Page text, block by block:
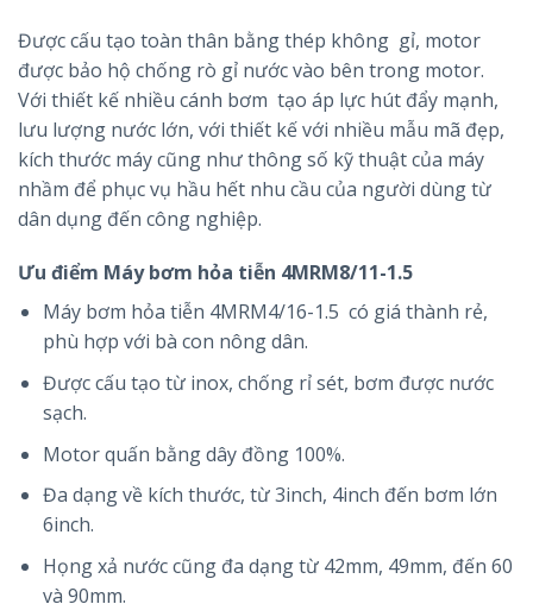
Được cấu tạo toàn thân bằng thép không gỉ, motor
được bảo hộ chống rò gỉ nước vào bên trong motor.
Với thiết kế nhiều cánh bơm tạo áp lực hút đẩy mạnh,
lưu lượng nước lớn, với thiết kế với nhiều mẫu mã đẹp,
kích thước máy cũng như thông số kỹ thuật của máy
nhầm để phục vụ hầu hết nhu cầu của người dùng từ
dân dụng đến công nghiệp.
Ưu điểm Máy bơm hỏa tiễn 4MRM8/11-1.5
Máy bơm hỏa tiễn 4MRM4/16-1.5 có giá thành rẻ,
phù hợp với bà con nông dân.
Được cấu tạo từ inox, chống rỉ sét, bơm được nước
sạch.
Motor quấn bằng dây đồng 100%.
Đa dạng về kích thước, từ 3inch, 4inch đến bơm lớn
6inch.
Họng xả nước cũng đa dạng từ 42mm, 49mm, đến 60
và 90mm.